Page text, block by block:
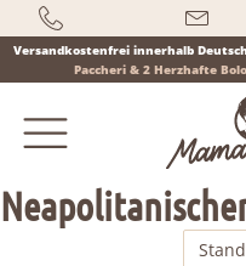
Versandkostenfrei innerhalb
Paccheri & 2 Herzhafte